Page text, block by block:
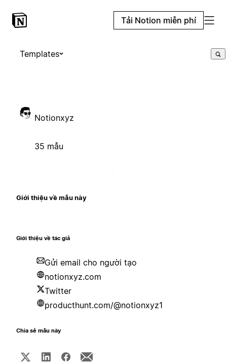
Tải Notion miễn phí
Templates
Notionxyz
35 mẫu
Giới thiệu về mẫu này
Giới thiệu về tác giả
Gửi email cho người tạo
notionxyz.com
Twitter
producthunt.com/@notionxyz1
Chia sẻ mẫu này